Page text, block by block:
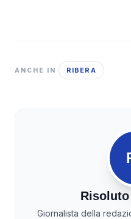
ANCHE IN RIBERA
Risoluto
Giornalista della